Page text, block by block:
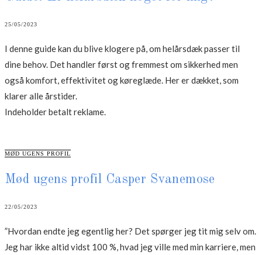
25/05/2023
I denne guide kan du blive klogere på, om helårsdæk passer til
dine behov. Det handler først og fremmest om sikkerhed men
også komfort, effektivitet og køreglæde. Her er dækket, som
klarer alle årstider.
Indeholder betalt reklame.
CATEGORIES
MØD UGENS PROFIL
Mød ugens profil Casper Svanemose
22/05/2023
”Hvordan endte jeg egentlig her? Det spørger jeg tit mig selv om.
Jeg har ikke altid vidst 100 %, hvad jeg ville med min karriere, men